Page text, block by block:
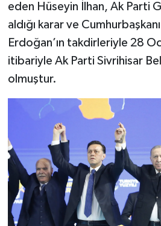
eden Hüseyin İlhan, Ak Parti
aldığı karar ve
Erdoğan’ın takdirleriyle 28
itibariyle Ak Parti Sivrihisar
olmuştur.